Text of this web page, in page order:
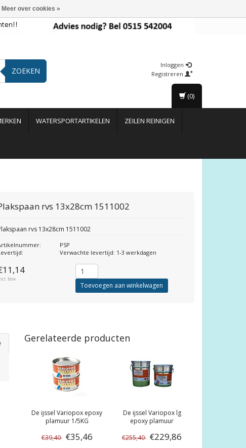
ZOEKEN
Inloggen
Registreren
WATERSPORTARTIKELEN ZEILEN REINIGEN
(0)
rvs 13x28cm 1511002
rvs 13x28cm 1511002
PSP
Verwachte levertijd: 1-3 werkdagen
btw
Toevoegen aan winkelwagen
Gerelateerde producten
De ijssel Variopox epoxy
plamuur 1/5KG
€39,40 €35,46
De ijssel Variopox lg
epoxy plamuur
€255,40 €229,86
Meer over cookies »